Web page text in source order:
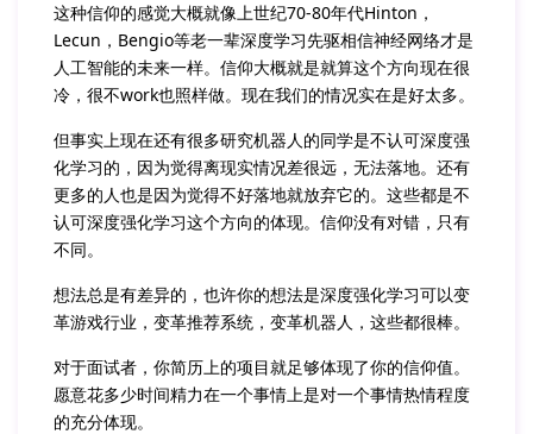
这种信仰的感觉大概就像上世纪70-80年代Hinton，
Lecun，Bengio等老一辈深度学习先驱相信神经网络才是
人工智能的未来一样。信仰大概就是就算这个方向现在很
冷，很不work也照样做。现在我们的情况实在是好太多。
但事实上现在还有很多研究机器人的同学是不认可深度强
化学习的，因为觉得离现实情况差很远，无法落地。还有
更多的人也是因为觉得不好落地就放弃它的。这些都是不
认可深度强化学习这个方向的体现。信仰没有对错，只有
不同。
想法总是有差异的，也许你的想法是深度强化学习可以变
革游戏行业，变革推荐系统，变革机器人，这些都很棒。
对于面试者，你简历上的项目就足够体现了你的信仰值。
愿意花多少时间精力在一个事情上是对一个事情热情程度
的充分体现。